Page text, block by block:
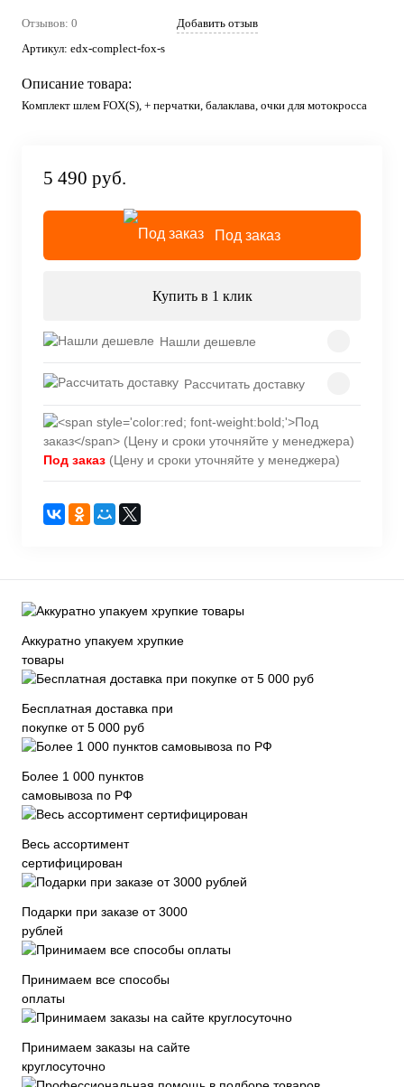
Отзывов: 0
Добавить отзыв
Артикул: edx-complect-fox-s
Описание товара:
Комплект шлем FOX(S), + перчатки, балаклава, очки для мотокросса
5 490 руб.
Под заказ
Купить в 1 клик
Нашли дешевле
Рассчитать доставку
Под заказ (Цену и сроки уточняйте у менеджера)
Аккуратно упакуем хрупкие
товары
Бесплатная доставка при
покупке от 5 000 руб
Более 1 000 пунктов
самовывоза по РФ
Весь ассортимент
сертифицирован
Подарки при заказе от 3000
рублей
Принимаем все способы
оплаты
Принимаем заказы на сайте
круглосуточно